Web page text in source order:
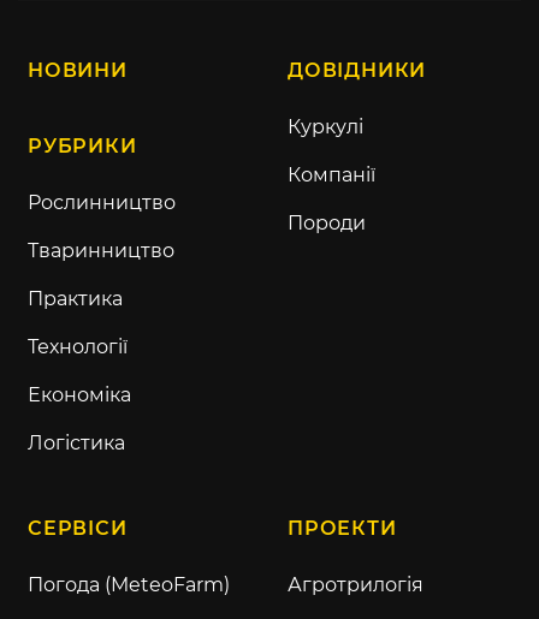
НОВИНИ
РУБРИКИ
Рослинництво
Тваринництво
Практика
Технології
Економіка
Логістика
ДОВІДНИКИ
Куркулі
Компанії
Породи
СЕРВІСИ
Погода (MeteoFarm)
ПРОЕКТИ
Агротрилогія